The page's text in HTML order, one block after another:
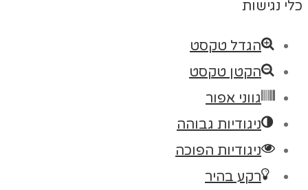
כלי נגישות
הגדל טקסט
הקטן טקסט
גווני אפור
ניגודיות גבוהה
ניגודיות הפוכה
רקע בהיר